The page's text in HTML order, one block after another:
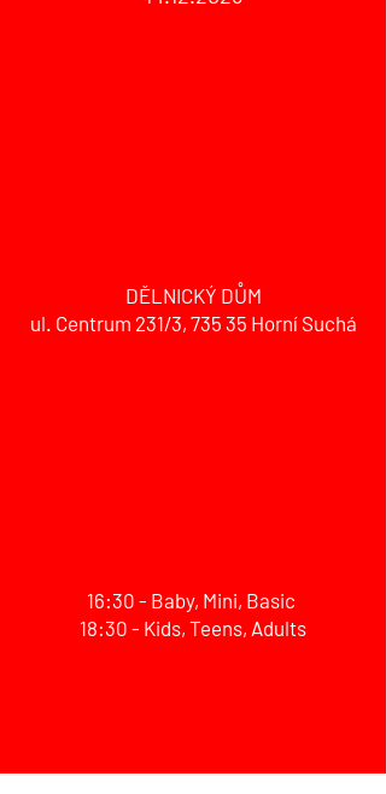
DĚLNICKÝ DŮM
ul. Centrum 231/3, 735 35 Horní Suchá
16:30 - Baby, Mini, Basic
18:30 - Kids, Teens, Adults